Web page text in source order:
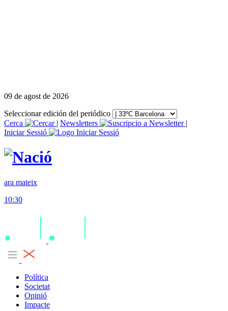
09 de agost de 2026
Seleccionar edición del periódico
Cerca
| Newsletters
|
Iniciar Sessió
ara mateix
10:30
Política
Societat
Opinió
Impacte